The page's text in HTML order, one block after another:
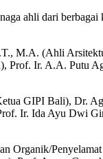
ahli dari
M.A. (Ahli
Prof. Ir. A.A. Putu
GIPI Bali), Dr.
Ir. Ida Ayu Dwi
Organik/